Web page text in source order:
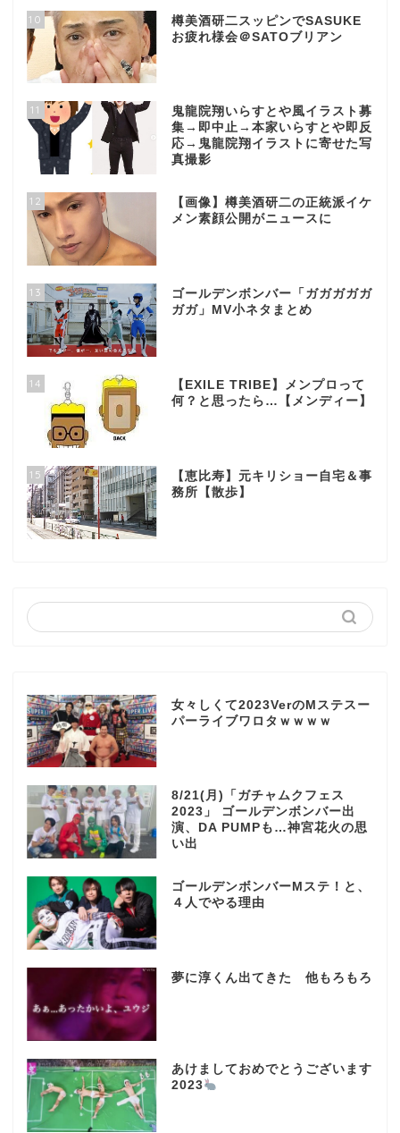
10
樽美酒研二スッピンでSASUKE
お疲れ様会＠SATOブリアン
11
鬼龍院翔いらすとや風イラスト募
集→即中止→本家いらすとや即反
応→鬼龍院翔イラストに寄せた写
真撮影
12
【画像】樽美酒研二の正統派イケ
メン素顔公開がニュースに
13
ゴールデンボンバー「ガガガガガ
ガガ」MV小ネタまとめ
14
【EXILE TRIBE】メンプロって
何？と思ったら…【メンディー】
15
【恵比寿】元キリショー自宅＆事
務所【散歩】
女々しくて2023VerのMステスー
パーライブワロタｗｗｗｗ
8/21(月)「ガチャムクフェス
2023」 ゴールデンボンバー出
演、DA PUMPも…神宮花火の思
い出
ゴールデンボンバーMステ！と、
４人でやる理由
夢に淳くん出てきた 他もろもろ
あけましておめでとうございます
2023